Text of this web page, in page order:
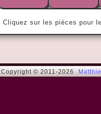
Cliquez sur les pièces pour
Copyright © 2011-2026